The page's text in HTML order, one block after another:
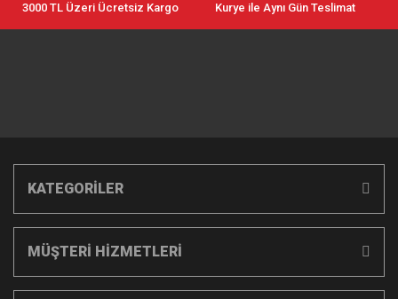
3000 TL Üzeri Ücretsiz Kargo Kurye ile Aynı Gün Teslimat
KATEGORİLER
MÜŞTERİ HİZMETLERİ